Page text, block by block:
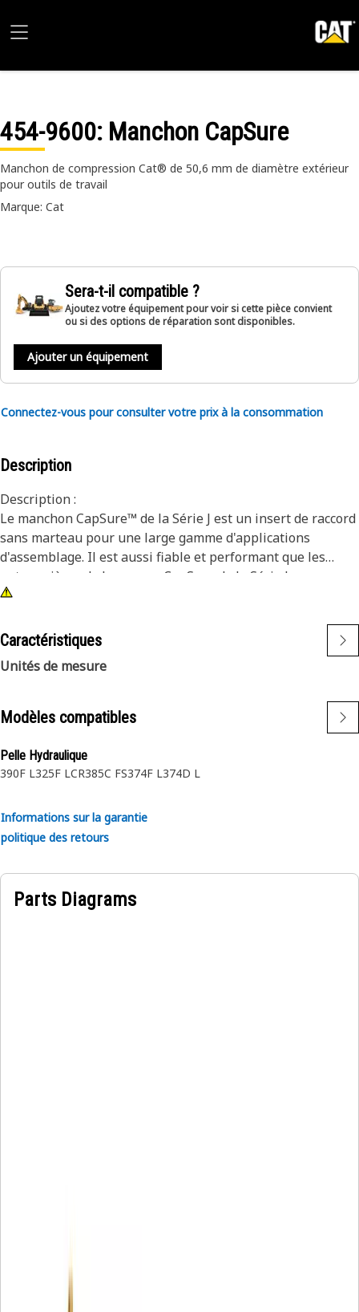
454-9600: Manchon CapSure
Manchon de compression Cat® de 50,6 mm de diamètre extérieur
pour outils de travail
Marque: Cat
Sera-t-il compatible ?
Ajoutez votre équipement pour voir si cette pièce convient
ou si des options de réparation sont disponibles.
Ajouter un équipement
Connectez-vous pour consulter votre prix à la consommation
Description
Description :
Le manchon CapSure™ de la Série J est un insert de raccord
sans marteau pour une large gamme d'applications
d'assemblage. Il est aussi fiable et performant que les
autres pièces de la gamme CapSure de la Série J.
• Ensembles de protection
• Ensembles carénages
• Ensembles d'embouts
Caractéristiques
Unités de mesure
Modèles compatibles
Pelle Hydraulique
390F L325F LCR385C FS374F L374D L
Informations sur la garantie
politique des retours
Parts Diagrams